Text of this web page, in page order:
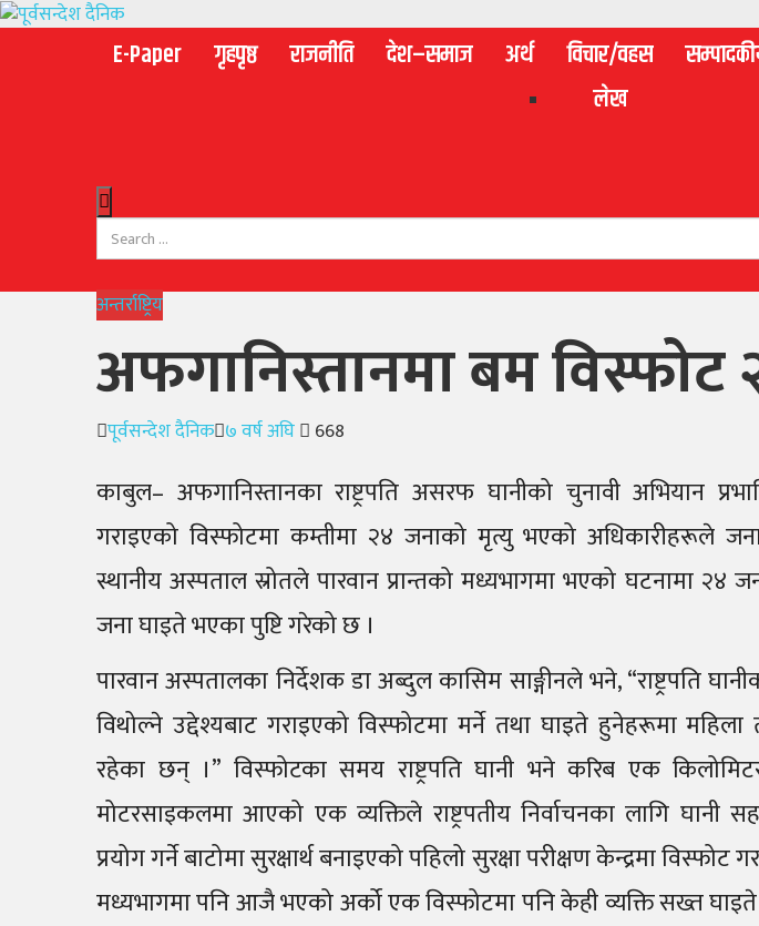
E-Paper गृहपृष्ठ राजनीति देश–समाज अर्थ
विचार/वहस
लेख
अन्तर्राष्ट्रिय
अफगानिस्तानमा बम विस्फोट
Author
पूर्वसन्देश दैनिक Posted
७ वर्ष अघि 668
काबुल– अफगानिस्तानका राष्ट्रपति असरफ घानीको चुनावी अभियान
गराइएको विस्फोटमा कम्तीमा २४ जनाको मृत्यु भएको अधिकारीहरूले
स्थानीय अस्पताल स्रोतले पारवान प्रान्तको मध्यभागमा भएको घटनामा २४
जना घाइते भएका पुष्टि गरेको छ ।
पारवान अस्पतालका निर्देशक डा अब्दुल कासिम साङ्गीनले भने, “राष्ट्रपति
विथोल्ने उद्देश्यबाट गराइएको विस्फोटमा मर्ने तथा घाइते हुनेहरूमा
रहेका छन् ।” विस्फोटका समय राष्ट्रपति घानी भने करिब एक
मोटरसाइकलमा आएको एक व्यक्तिले राष्ट्रपतीय निर्वाचनका लागि घानी
प्रयोग गर्ने बाटोमा सुरक्षार्थ बनाइएको पहिलो सुरक्षा परीक्षण केन्द्रमा
मध्यभागमा पनि आजै भएको अर्को एक विस्फोटमा पनि केही व्यक्ति सख्त